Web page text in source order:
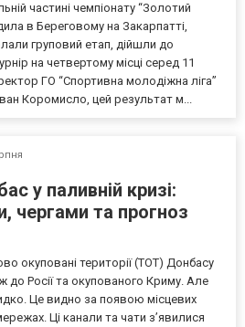
частині чемпіонату “Золотий
в Береговому на Закарпатті,
груповий етап, дійшли до
на четвертому місці серед 11
ГО “Спортивна молодіжна ліга”
Коромисло, цей результат м...
у паливній кризі:
чергами та прогноз
окуповані території (ТОТ) Донбасу
до Росії та окупованого Криму. Але
Це видно за появою місцевих
Ці канали та чати з’явилися